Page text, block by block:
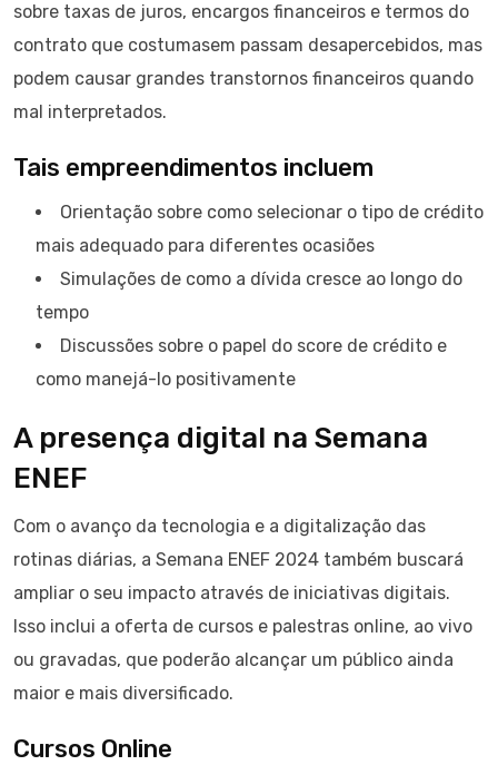
sobre taxas de juros, encargos financeiros e termos do
contrato que costumasem passam desapercebidos, mas
podem causar grandes transtornos financeiros quando
mal interpretados.
Tais empreendimentos incluem
Orientação sobre como selecionar o tipo de crédito
mais adequado para diferentes ocasiões
Simulações de como a dívida cresce ao longo do
tempo
Discussões sobre o papel do score de crédito e
como manejá-lo positivamente
A presença digital na Semana
ENEF
Com o avanço da tecnologia e a digitalização das
rotinas diárias, a Semana ENEF 2024 também buscará
ampliar o seu impacto através de iniciativas digitais.
Isso inclui a oferta de cursos e palestras online, ao vivo
ou gravadas, que poderão alcançar um público ainda
maior e mais diversificado.
Cursos Online